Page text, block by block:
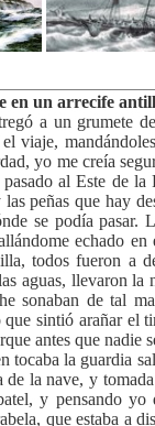
en un arrecife
a un grumete
viaje,
yo me creía
al Este de
peñas que hay
se podía
echado
todos fueron a
aguas, llevaron la
sonaban de tal
sintió arañar
antes que nadie
tocaba la guardia
la nave, y
y pensando
que estaba a